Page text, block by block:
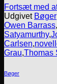
Fortsæt med
Udgivet Bøger
Owen Barrass,
Satyamurthy,
Carlsen,
Grau,Thomas
Bøger